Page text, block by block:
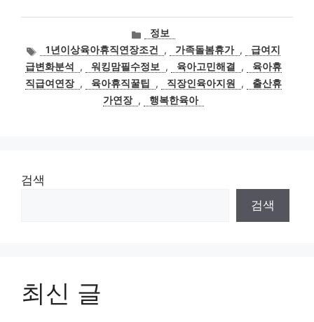
카
테
고
리
정보
태
그
1년이상육아휴직연장조건 , 가족돌봄휴가 ,
급여지
급변화분석
, 워킹맘필수정보 , 육아고민해결 ,
육아휴
직급여연장 , 육아휴직꿀팁 , 직장인육아지원 ,
출산휴
가연장 , 행복한육아
검색
검색
최신 글